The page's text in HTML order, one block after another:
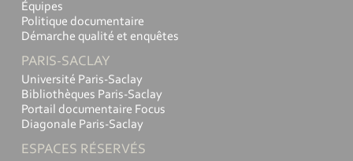
Équipes
Politique documentaire
Démarche qualité et enquêtes
PARIS-SACLAY
Université Paris-Saclay
Bibliothèques Paris-Saclay
Portail documentaire Focus
Diagonale Paris-Saclay
ESPACES RÉSERVÉS